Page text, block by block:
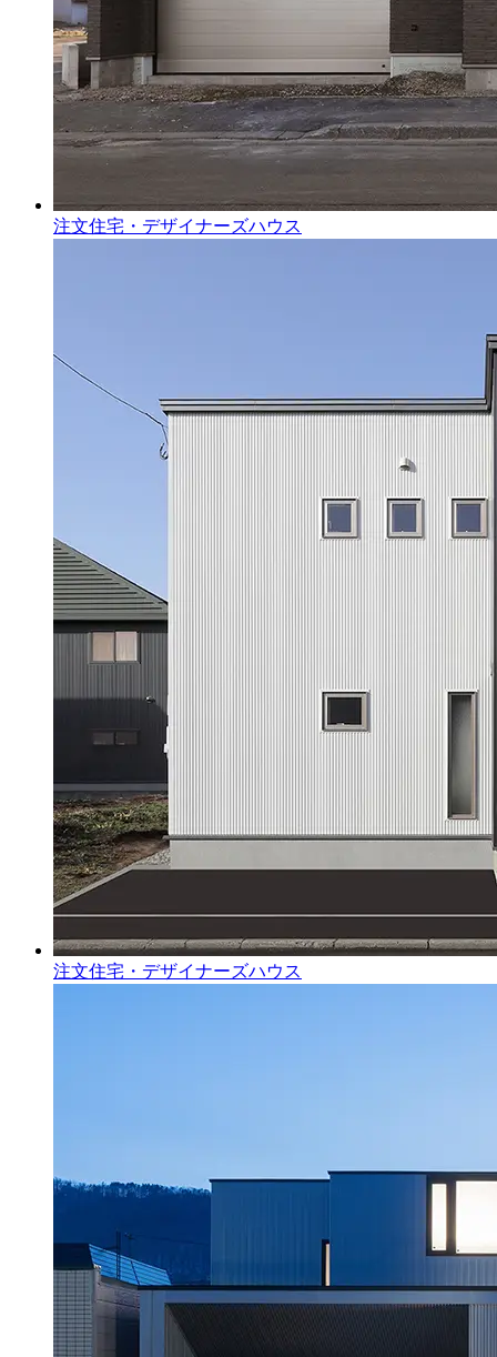
注文住宅・デザイナーズハウス
注文住宅・デザイナーズハウス